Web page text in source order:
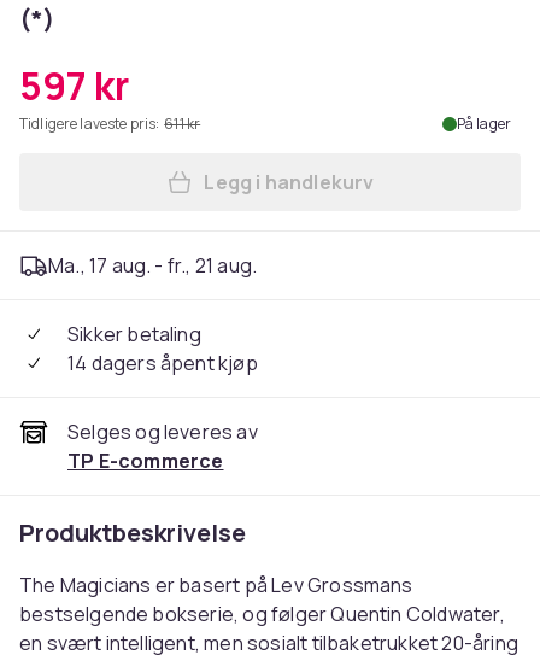
(*)
597 kr
Tidligere laveste pris: 611 kr På lager
Legg Magicians DVD
Legg i handlekurv
Ma., 17 aug. - fr., 21 aug.
Sikker betaling
14 dagers åpent kjøp
Selges og leveres av
TP E-commerce
Produktbeskrivelse
The Magicians er basert på Lev Grossmans
bestselgende bokserie, og følger Quentin Coldwater,
en svært intelligent, men sosialt tilbaketrukket 20-åring